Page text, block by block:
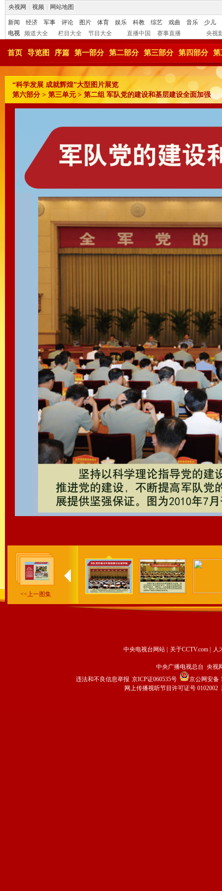
央视网 视频 网站地图
新闻 经济 军事 评论 图片 体育 娱乐 科教 综艺 戏曲 音乐
少儿
电视
频道大全 栏目大全 节目大全 直播中国 赛事直播 央视
首页 导览图 序篇 第一部分 第二部分 第三部分 第四部分 第
“科学发展 成就辉煌”大型图片展览
第六部分 > 第三单元 > 第二组 军队党的建设和基层建设全面加强
<<上一图集
中央电视台网站 关于CCTV.com 人
中央广播电视总台 央视
违法和不良信息举报 京ICP证060535号
京公网安备
网上传播视听节目许可证号 0102002